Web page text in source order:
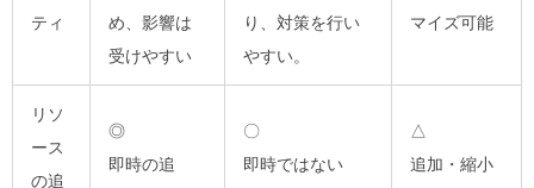
ティ
め、影響は
受けやすい
り、対策を行い
やすい。
マイズ可能
リソ
ース
の追
◎
即時の追
〇
即時ではない
△
追加・縮小